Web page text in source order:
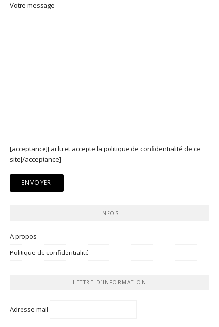
Votre message
[acceptance]J'ai lu et accepte la politique de confidentialité de ce
site[/acceptance]
INFOS
A propos
Politique de confidentialité
LETTRE D’INFORMATION
Adresse mail